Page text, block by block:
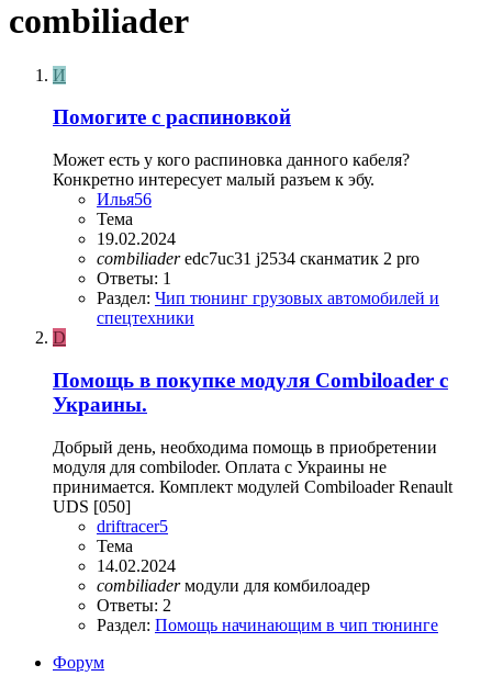
combiliader
И
Помогите с распиновкой
Может есть у кого распиновка данного кабеля?
Конкретно интересует малый разъем к эбу.
Илья56
Тема
19.02.2024
combiliader edc7uc31 j2534 сканматик 2 pro
Ответы: 1
Раздел: Чип тюнинг грузовых автомобилей и
спецтехники
D
Помощь в покупке модуля Combiloader с
Украины.
Добрый день, необходима помощь в приобретении
модуля для combiloder. Оплата с Украины не
принимается. Комплект модулей Combiloader Renault
UDS [050]
driftracer5
Тема
14.02.2024
combiliader модули для комбилоадер
Ответы: 2
Раздел: Помощь начинающим в чип тюнинге
Форум